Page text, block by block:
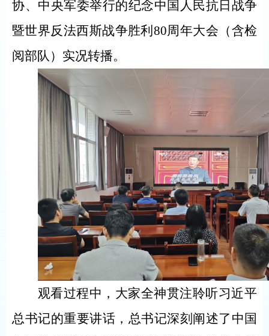
协、中央军委举行的纪念中国人民抗日战争
暨世界反法西斯战争胜利80周年大会（含检
阅部队）实况转播。
观看过程中，大家全神贯注聆听习近平
总书记的重要讲话，总书记深刻阐述了中国